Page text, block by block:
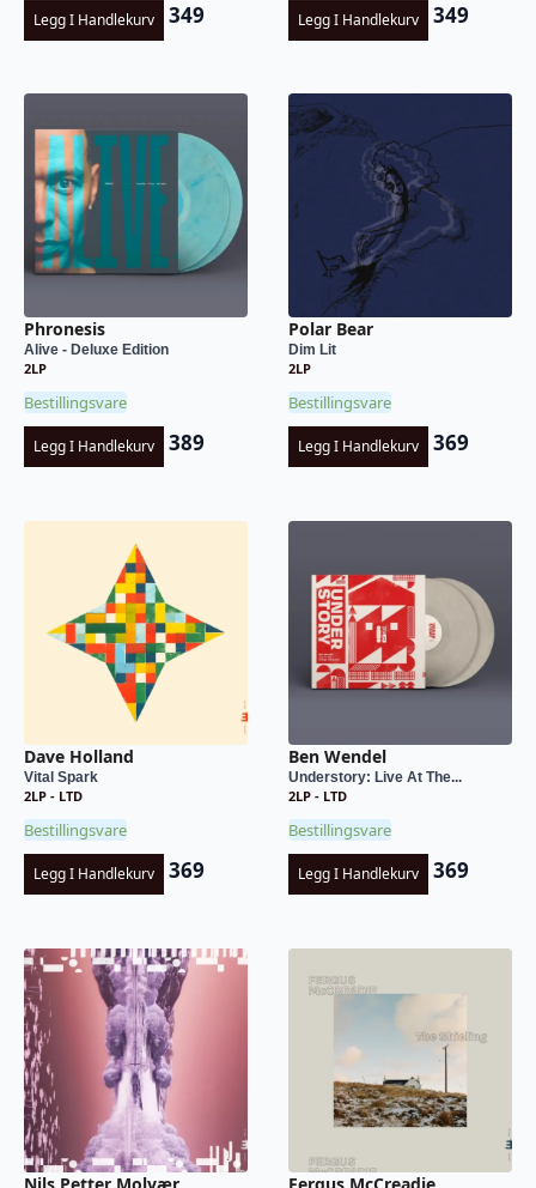
Legg I Handlekurv 349 Legg I Handlekurv 349
Phronesis
Alive - Deluxe Edition
2LP
Bestillingsvare
Legg I Handlekurv 389
Polar Bear
Dim Lit
2LP
Bestillingsvare
Legg I Handlekurv 369
Dave Holland
Vital Spark
2LP - LTD
Bestillingsvare
Legg I Handlekurv 369
Ben Wendel
Understory: Live At The...
2LP - LTD
Bestillingsvare
Legg I Handlekurv 369